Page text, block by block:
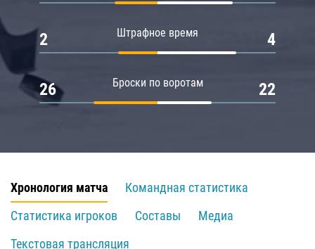
Штрафное время
2 4
Броски по воротам
26 22
Хронология матча
Командная статистика
Статистика игроков
Составы
Медиа
Текстовая трансляция